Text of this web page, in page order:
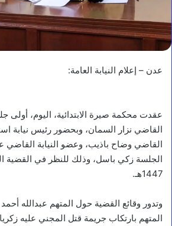
عدن – إعلام النيابة العامة:
عقدت محكمة صيرة الابتدائية، اليوم، أولى
القاضي نزار السمان، وبحضور رئيس نيابة
القاضي وضاح باذيب، وعضو النيابة القاضي
1447هـ.
وتدور وقائع القضية حول المتهم عبدالله
المتهم بارتكاب جريمة قتل المجني عليه